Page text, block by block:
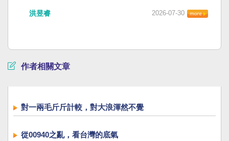
洪昱睿 2026-07-30
作者相關文章
對一兩毛斤斤計較，對大浪渾然不覺
從00940之亂，看台灣的底氣